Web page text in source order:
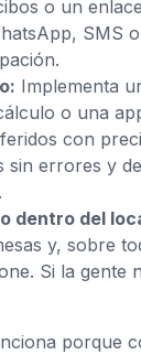
o un
SMS
Implementa
o una
con
sin errores y
dentro del
y, sobre
Si la gente
porque